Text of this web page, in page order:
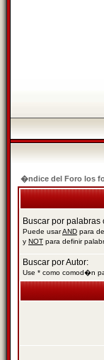
�ndice del Foro los
Buscar por palabras
Puede usarAND para
y NOT para definir
Buscar por Autor:
Use * como comod�n